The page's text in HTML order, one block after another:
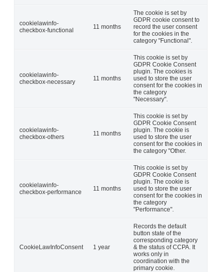
cookielawinfo-
checkbox-functional
11 months
The cookie is set by
GDPR cookie consent to
record the user consent
for the cookies in the
category "Functional".
cookielawinfo-
checkbox-necessary
11 months
This cookie is set by
GDPR Cookie Consent
plugin. The cookies is
used to store the user
consent for the cookies in
the category
"Necessary".
cookielawinfo-
checkbox-others
11 months
This cookie is set by
GDPR Cookie Consent
plugin. The cookie is
used to store the user
consent for the cookies in
the category "Other.
cookielawinfo-
checkbox-performance
11 months
This cookie is set by
GDPR Cookie Consent
plugin. The cookie is
used to store the user
consent for the cookies in
the category
"Performance".
CookieLawInfoConsent 1 year
Records the default
button state of the
corresponding category
& the status of CCPA. It
works only in
coordination with the
primary cookie.